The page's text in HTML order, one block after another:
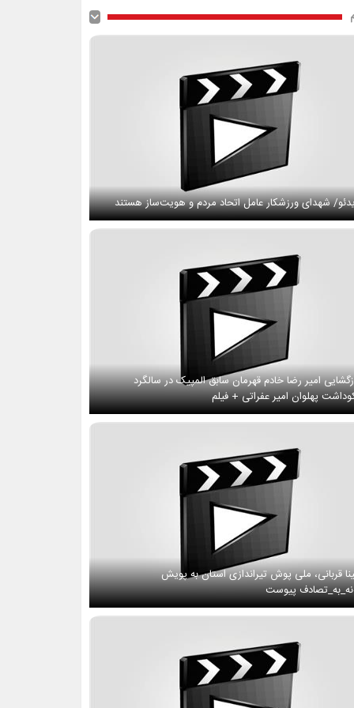
شهدای ورزشکار عامل اتحاد مردم و هویت‌ساز هستند
امیر رضا خادم قهرمان سابق المپیک در سالگرد
پهلوان امیر عفراتی + فیلم
قربانی، ملی پوش تیراندازی استان به پویش
پیوست